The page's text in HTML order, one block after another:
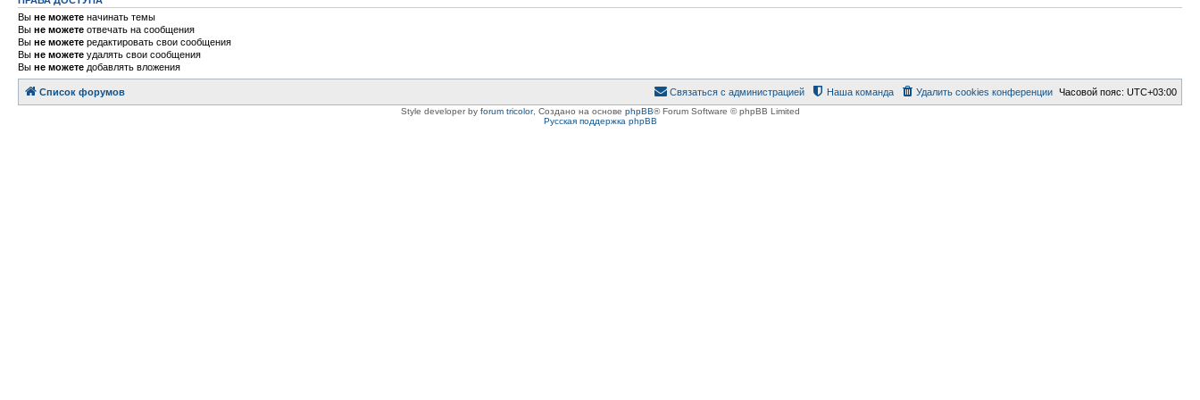
Вы не можете начинать темы
Вы не можете отвечать на сообщения
Вы не можете редактировать свои сообщения
Вы не можете удалять свои сообщения
Вы не можете добавлять вложения
Список форумов Часовой пояс: UTC+03:00
Удалить cookies конференции
Наша команда
Связаться с администрацией
Style developer by forum tricolor, Создано на основе phpBB® Forum Software © phpBB Limited
Русская поддержка phpBB